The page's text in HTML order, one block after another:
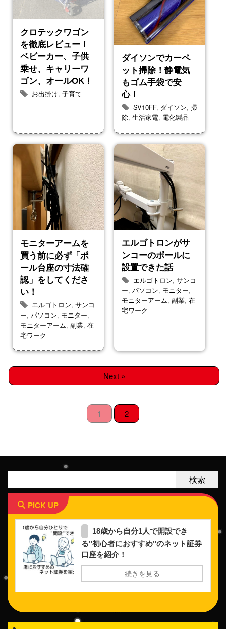
クロテックワゴン
を徹底レビュー！
ベビーカー、子供
乗せ、キャリーワ
ゴン、オールOK！
お出掛け, 子育て
ダイソンでカーペ
ット掃除！静電気
もゴム手袋で安
心！
SV10FF, ダイソン,掃
除,生活家電, 電化製品
モニターアームを
買う前に必ず「ポ
ール台座の寸法確
認」をしてくださ
い！
エルゴトロン, サンコ
ー, パソコン, モニター,
モニターアーム, 副業, 在
宅ワーク
エルゴトロンがサ
ンコーのポールに
設置できた話
エルゴトロン,サンコ
ー,パソコン, モニター,
モニターアーム,副業,在
宅ワーク
1 2
Next »
検索
PICK UP
18歳から自分1人で開設でき
る"初心者におすすめ"のネット証券
口座を紹介！
続きを見る